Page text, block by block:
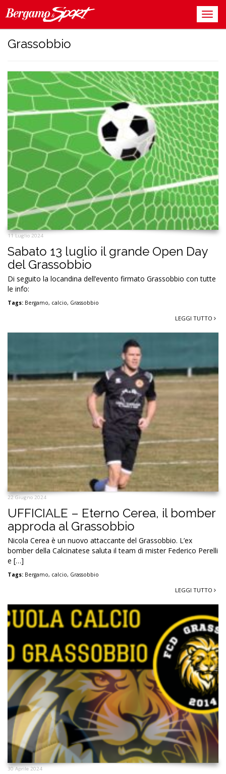
Grassobbio
11 Luglio 2024
Sabato 13 luglio il grande Open Day
del Grassobbio
Di seguito la locandina dell’evento firmato Grassobbio con tutte
le info:
Tags: Bergamo, calcio, Grassobbio
LEGGI TUTTO
22 Giugno 2024
UFFICIALE – Eterno Cerea, il bomber
approda al Grassobbio
Nicola Cerea è un nuovo attaccante del Grassobbio. L’ex
bomber della Calcinatese saluta il team di mister Federico Perelli
e […]
Tags: Bergamo, calcio, Grassobbio
LEGGI TUTTO
30 Aprile 2024